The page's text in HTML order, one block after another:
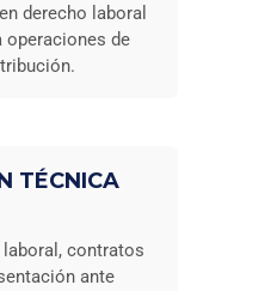
derecho laboral
operaciones de
TÉCNICA
contratos
ante